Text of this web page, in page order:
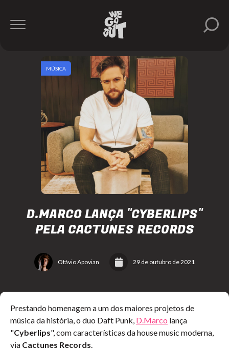
D.MARCO LANÇA "CYBERLIPS"
PELA CACTUNES RECORDS
Otávio Apovian 29 de outubro de 2021
MÚSICA
Prestando homenagem a um dos maiores projetos de
música da história, o duo Daft Punk, D.Marco lança
"Cyberlips", com características da house music moderna,
via Cactunes Records.